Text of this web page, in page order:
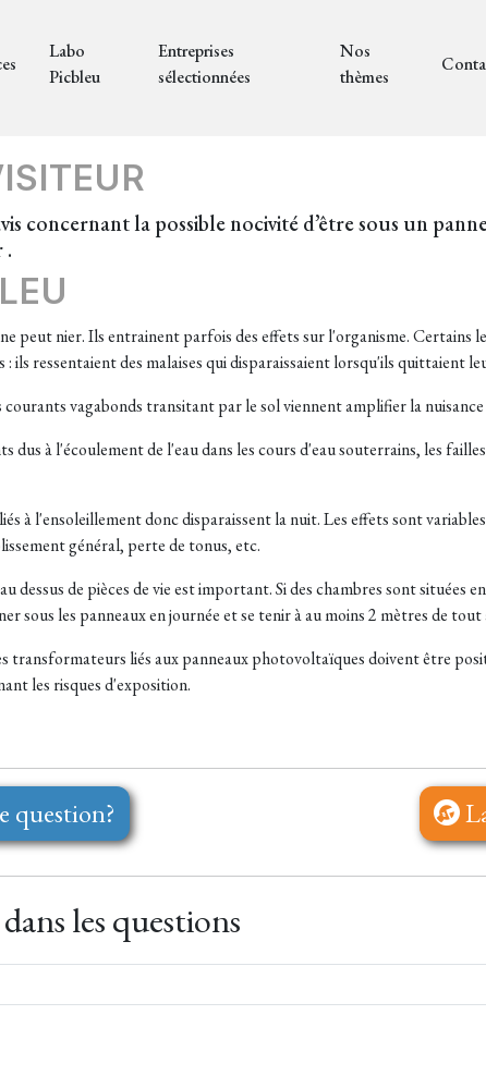
Labo
Picbleu
Entreprises
sélectionnées
Nos
thèmes
concernant la possible nocivité d’être sous un
.
peut nier. Ils entrainent parfois des effets sur l'organisme.
ressentaient des malaises qui disparaissaient lorsqu'ils quittaient
courants vagabonds transitant par le sol viennent amplifier la
à l'écoulement de l'eau dans les cours d'eau souterrains, les
à l'ensoleillement donc disparaissent la nuit. Les effets sont
général, perte de tonus, etc.
dessus de pièces de vie est important. Si des chambres sont situées
sous les panneaux en journée et se tenir à au moins 2 mètres de
transformateurs liés aux panneaux photovoltaïques doivent être
les risques d'exposition.
question?
les questions